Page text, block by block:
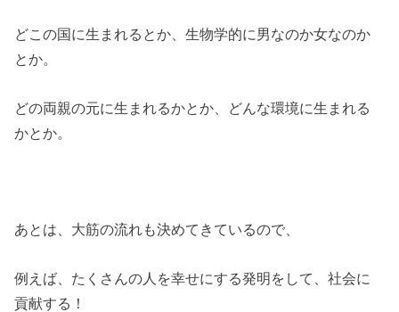
どこの国に生まれるとか、生物学的に男なのか女なのか
とか。
どの両親の元に生まれるかとか、どんな環境に生まれる
かとか。
あとは、大筋の流れも決めてきているので、
例えば、たくさんの人を幸せにする発明をして、社会に
貢献する！